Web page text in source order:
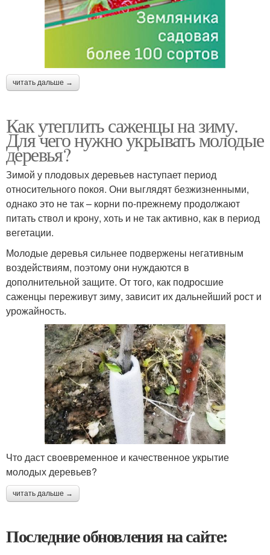
читать дальше →
Как утеплить саженцы на зиму.
Для чего нужно укрывать молодые
деревья?
Зимой у плодовых деревьев наступает период
относительного покоя. Они выглядят безжизненными,
однако это не так – корни по-прежнему продолжают
питать ствол и крону, хоть и не так активно, как в период
вегетации.
Молодые деревья сильнее подвержены негативным
воздействиям, поэтому они нуждаются в
дополнительной защите. От того, как подросшие
саженцы переживут зиму, зависит их дальнейший рост и
урожайность.
Что даст своевременное и качественное укрытие
молодых деревьев?
читать дальше →
Последние обновления на сайте: